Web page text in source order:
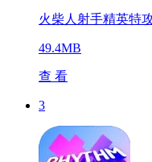
火柴人射手精英特
49.4MB
查 看
3